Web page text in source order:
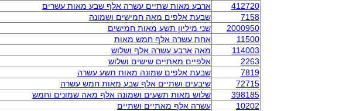
412720
ארבע מאות שתיים עשרה אלף שבע מאות עשרים
7158
שבעת אלפים מאה חמישים ושמונה
2000950
שני מיליון תשע מאות חמישים
11500
אחת עשרה אלף חמש מאות
114003
מאה ארבע עשרה אלף ושלוש
2263
אלפיים מאתיים שישים ושלוש
7819
שבעת אלפים שמונה מאות תשע עשרה
72715
שיבעים ושתיים אלף שבע מאות חמש עשרה
398185
שלוש מאות תשעים ושמונה אלף מאה שמונים וחמש
10202
עשרה אלף מאתיים ושתיים